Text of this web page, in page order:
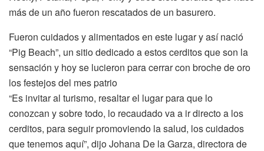
más de un año fueron rescatados de un basurero.
Fueron cuidados y alimentados en este lugar y así nació
“Pig Beach”, un sitio dedicado a estos cerditos que son la
sensación y hoy se lucieron para cerrar con broche de oro
los festejos del mes patrio
“Es invitar al turismo, resaltar el lugar para que lo
conozcan y sobre todo, lo recaudado va a ir directo a los
cerditos, para seguir promoviendo la salud, los cuidados
que tenemos aquí”, dijo Johana De la Garza, directora de